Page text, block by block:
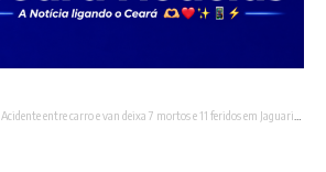
Acidente entre carro e van deixa 7 mortos e 11 feridos em Jaguaribara